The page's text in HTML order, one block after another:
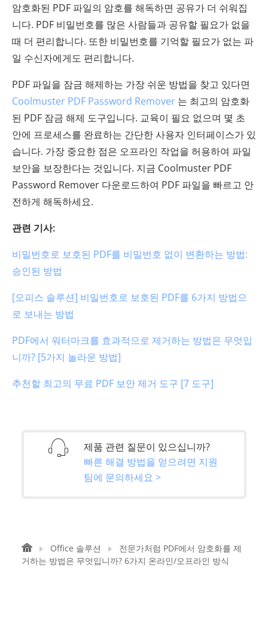
암호화된 PDF 파일의 암호를 해독하면 공유가 더 쉬워집
니다. PDF 비밀번호를 많은 사람들과 공유할 필요가 없을
때 더 편리합니다. 또한 비밀번호를 기억할 필요가 없는 파
일 수신자에게도 편리합니다.
PDF 파일을 잠금 해제하는 가장 쉬운 방법을 찾고 있다면
Coolmuster PDF Password Remover 는 최고의 암호화
된 PDF 잠금 해제 도구입니다. 교육이 필요 없으며 몇 초
안에 프로세스를 완료하는 간단한 사용자 인터페이스가 있
습니다. 가장 중요한 점은 오프라인 작업을 허용하여 파일
보안을 보장한다는 것입니다. 지금 Coolmuster PDF
Password Remover 다운로드하여 PDF 파일을 빠르고 안
전하게 해독하세요.
관련 기사:
비밀번호로 보호된 PDF를 비밀번호 없이 변환하는 방법:
승인된 방법
[오피스 솔루션] 비밀번호로 보호된 PDF를 6가지 방법으
로 보내는 방법
PDF에서 워터마크를 효과적으로 제거하는 방법은 무엇입
니까? [5가지 놀라운 방법]
추천할 최고의 무료 PDF 보안 제거 도구 [7 도구]
제품 관련 질문이 있으십니까?
빠른 해결 방법을 얻으려면 지원
팀에 문의하세요 >
Office 솔루션
전문가처럼 PDF에서 암호화를 제
거하는 방법은 무엇입니까? 6가지 온라인/오프라인 방식